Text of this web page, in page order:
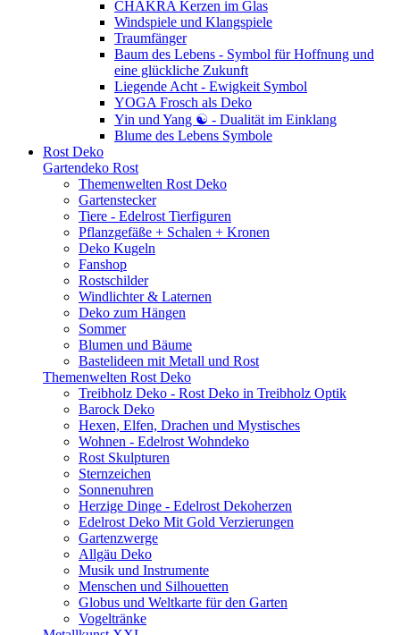
CHAKRA Kerzen im Glas
Windspiele und Klangspiele
Traumfänger
Baum des Lebens - Symbol für Hoffnung und
eine glückliche Zukunft
Liegende Acht - Ewigkeit Symbol
YOGA Frosch als Deko
Yin und Yang ☯ - Dualität im Einklang
Blume des Lebens Symbole
Rost Deko
Gartendeko Rost
Themenwelten Rost Deko
Gartenstecker
Tiere - Edelrost Tierfiguren
Pflanzgefäße + Schalen + Kronen
Deko Kugeln
Fanshop
Rostschilder
Windlichter & Laternen
Deko zum Hängen
Sommer
Blumen und Bäume
Bastelideen mit Metall und Rost
Themenwelten Rost Deko
Treibholz Deko - Rost Deko in Treibholz Optik
Barock Deko
Hexen, Elfen, Drachen und Mystisches
Wohnen - Edelrost Wohndeko
Rost Skulpturen
Sternzeichen
Sonnenuhren
Herzige Dinge - Edelrost Dekoherzen
Edelrost Deko Mit Gold Verzierungen
Gartenzwerge
Allgäu Deko
Musik und Instrumente
Menschen und Silhouetten
Globus und Weltkarte für den Garten
Vogeltränke